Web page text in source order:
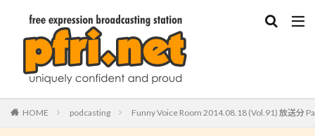
HOME podcasting Funny Voice Room 2014.08.18 (Vol.91) 放送分